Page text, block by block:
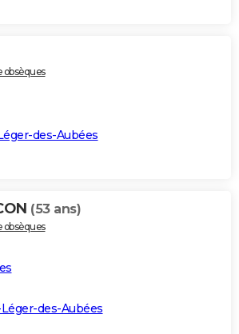
des-Aubées
(53 ans)
des-Aubées